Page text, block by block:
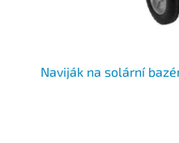
Naviják na solární